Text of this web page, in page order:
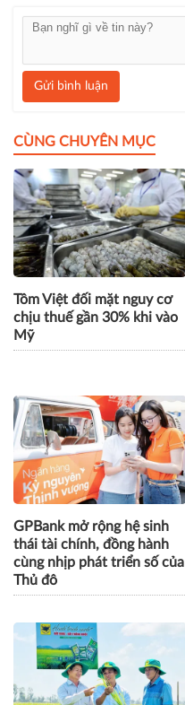
Gửi bình luận
CÙNG CHUYÊN MỤC
Tôm Việt đối mặt nguy cơ
chịu thuế gần 30% khi vào
Mỹ
GPBank mở rộng hệ sinh
thái tài chính, đồng hành
cùng nhịp phát triển số của
Thủ đô